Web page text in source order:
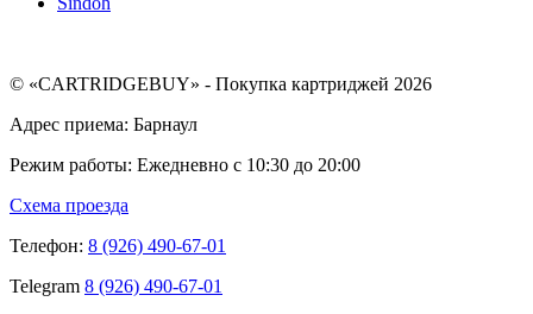
© «CARTRIDGEBUY» - Покупка картриджей 2026
Адрес приема: Барнаул
Режим работы: Ежедневно с 10:30 до 20:00
Схема проезда
Телефон: 8 (926) 490-67-01
Telegram 8 (926) 490-67-01